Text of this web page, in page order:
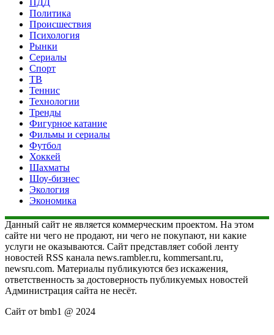
Политика
Происшествия
Психология
Рынки
Сериалы
Спорт
ТВ
Теннис
Технологии
Тренды
Фигурное катание
Фильмы и сериалы
Футбол
Хоккей
Шахматы
Шоу-бизнес
Экология
Экономика
Данный сайт не является коммерческим проектом. На этом
сайте ни чего не продают, ни чего не покупают, ни какие
услуги не оказываются. Сайт представляет собой ленту
новостей RSS канала news.rambler.ru, kommersant.ru,
newsru.com. Материалы публикуются без искажения,
ответственность за достоверность публикуемых новостей
Администрация сайта не несёт.
Сайт от bmb1 @ 2024